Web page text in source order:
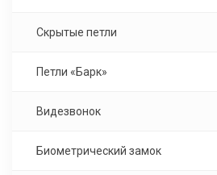
Скрытые петли
Петли «Барк»
Видезвонок
Биометрический замок